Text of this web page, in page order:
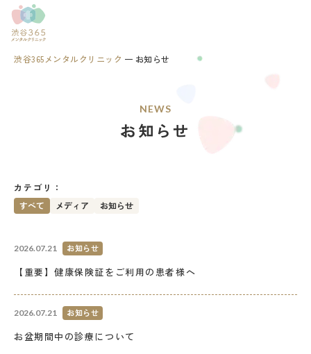
NEWS
お知らせ
渋谷365メンタルクリニック お知らせ
カテゴリ：
すべて
メディア お知らせ
2026.07.21 お知らせ
【重要】健康保険証をご利用の患者様へ
2026.07.21 お知らせ
お盆期間中の診療について